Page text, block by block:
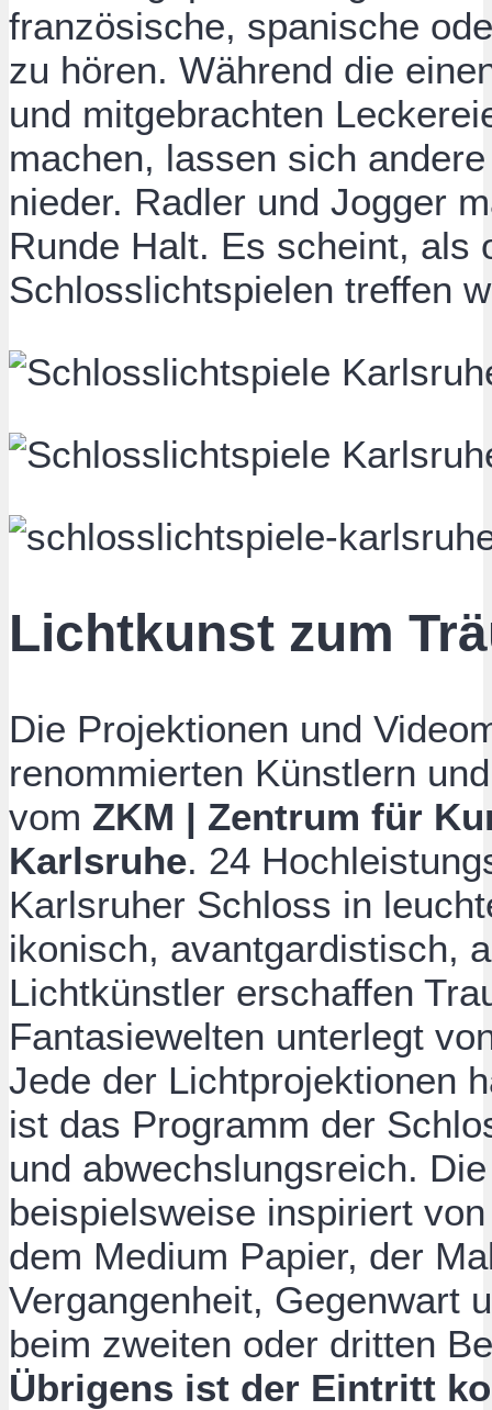
französische, spanische
zu hören. Während die
und mitgebrachten
machen, lassen sich
nieder. Radler und Jogger
Runde Halt. Es scheint, als
Schlosslichtspielen treffen
Lichtkunst zum
Die Projektionen und
renommierten Künstlern
vom ZKM | Zentrum für
Karlsruhe. 24
Karlsruher Schloss in
ikonisch, avantgardistisch,
Lichtkünstler erschaffen
Fantasiewelten unterlegt
Jede der Lichtprojektionen
ist das Programm der
und abwechslungsreich.
beispielsweise inspiriert
dem Medium Papier, der
Vergangenheit, Gegenwart
beim zweiten oder dritten
Übrigens ist der Eintritt